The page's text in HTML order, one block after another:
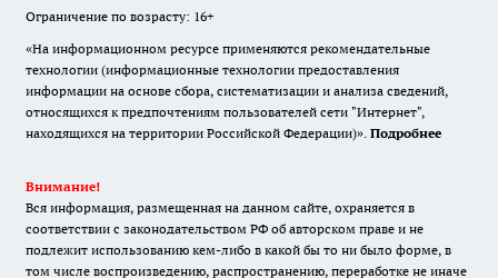
Ограничение по возрасту: 16+
«На информационном ресурсе применяются рекомендательные
технологии (информационные технологии предоставления
информации на основе сбора, систематизации и анализа сведений,
относящихся к предпочтениям пользователей сети "Интернет",
находящихся на территории Российской Федерации)». Подробнее
Внимание!
Вся информация, размещенная на данном сайте, охраняется в
соответствии с законодательством РФ об авторском праве и не
подлежит использованию кем-либо в какой бы то ни было форме, в
том числе воспроизведению, распространению, переработке не иначе